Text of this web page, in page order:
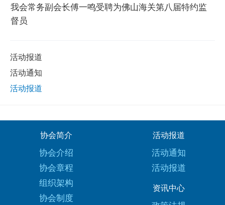
我会常务副会长傅一鸣受聘为佛山海关第八届特约监
督员
活动报道
活动通知
活动报道
协会简介
协会介绍
协会章程
组织架构
协会制度
活动报道
活动通知
活动报道
资讯中心